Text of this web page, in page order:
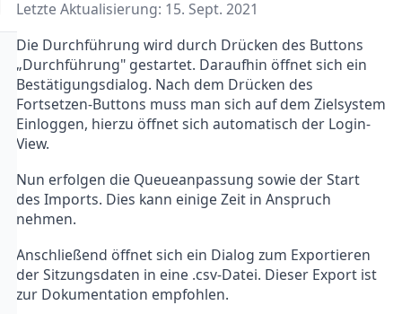
Letzte Aktualisierung: 15. Sept. 2021
Die Durchführung wird durch Drücken des Buttons
„Durchführung" gestartet. Daraufhin öffnet sich ein
Bestätigungsdialog. Nach dem Drücken des
Fortsetzen-Buttons muss man sich auf dem Zielsystem
Einloggen, hierzu öffnet sich automatisch der Login-
View.
Nun erfolgen die Queueanpassung sowie der Start
des Imports. Dies kann einige Zeit in Anspruch
nehmen.
Anschließend öffnet sich ein Dialog zum Exportieren
der Sitzungsdaten in eine .csv-Datei. Dieser Export ist
zur Dokumentation empfohlen.